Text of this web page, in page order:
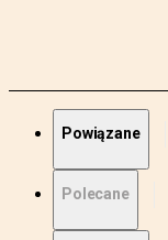
Powiązane
Polecane